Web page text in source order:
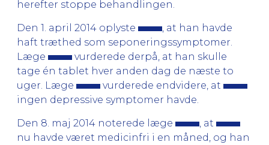
herefter stoppe behandlingen.
Den 1. april 2014 oplyste
, at han havde
haft træthed som seponeringssymptomer.
Læge
vurderede derpå, at han skulle
tage én tablet hver anden dag de næste to
uger. Læge
vurderede endvidere, at
ingen depressive symptomer havde.
Den 8. maj 2014 noterede læge
, at
nu havde været medicinfri i en måned, og han